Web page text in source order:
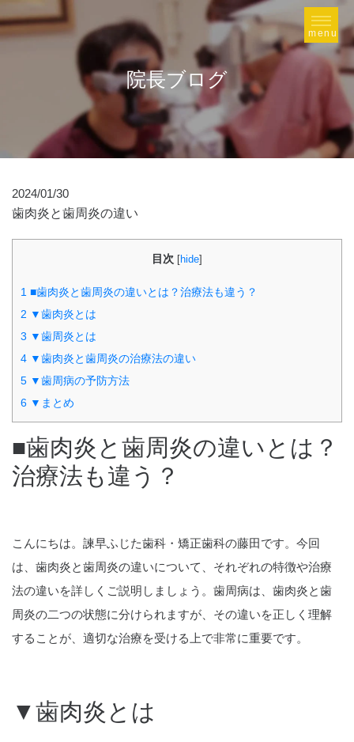
院長ブログ
2024/01/30
歯肉炎と歯周炎の違い
目次 [hide]
1 ■歯肉炎と歯周炎の違いとは？治療法も違う？
2 ▼歯肉炎とは
3 ▼歯周炎とは
4 ▼歯肉炎と歯周炎の治療法の違い
5 ▼歯周病の予防方法
6 ▼まとめ
■歯肉炎と歯周炎の違いとは？
治療法も違う？
こんにちは。諫早ふじた歯科・矯正歯科の藤田です。今回
は、歯肉炎と歯周炎の違いについて、それぞれの特徴や治療
法の違いを詳しくご説明しましょう。歯周病は、歯肉炎と歯
周炎の二つの状態に分けられますが、その違いを正しく理解
することが、適切な治療を受ける上で非常に重要です。
▼歯肉炎とは